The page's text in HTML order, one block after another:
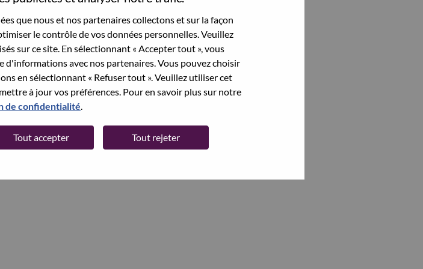
que nous et nos partenaires collectons et sur la façon
le contrôle de vos données personnelles. Veuillez
sur ce site. En sélectionnant « Accepter tout », vous
avec nos partenaires. Vous pouvez choisir
en sélectionnant « Refuser tout ». Veuillez utiliser cet
à jour vos préférences. Pour en savoir plus sur notre
de confidentialité
Tout accepter Tout rejeter